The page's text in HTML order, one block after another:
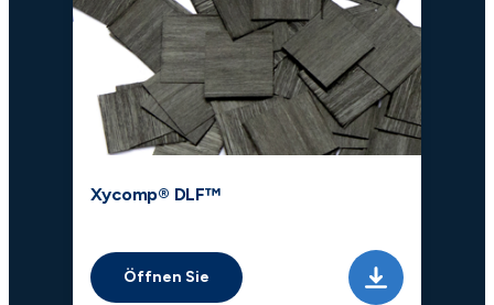
Xycomp® DLF™
Öffnen Sie